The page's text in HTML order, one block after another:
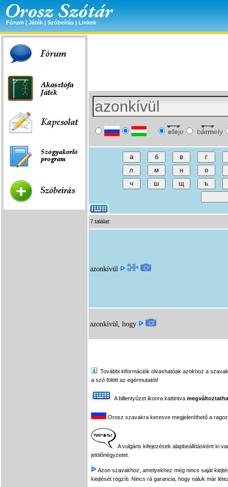
Fórum | Játék | Szóbeírás | Linkek
eleje bármely
7 találat:
azonkívül
azonkívül, hogy
További információk olvashatóak azokhoz a
a szó fölött az egérmutatót!
A billentyűzet ikonra kattintva
Orosz szavakra keresve megjeleníthető a
A vulgáris kifejezések alapbeállításként ki
jelölőnégyzetet.
Azon szavakhoz, amelyekhez még nincs saját
kiejtését rögzíti. Nincs rá garancia, hogy náluk már